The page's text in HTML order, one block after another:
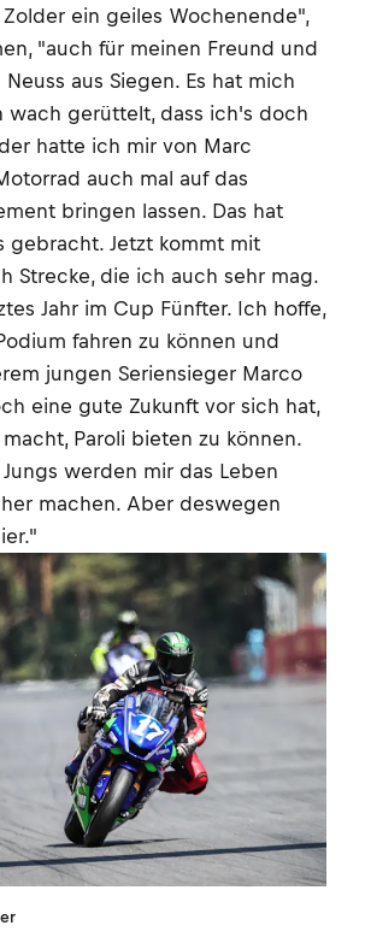
ein geiles Wochenende",
"auch für meinen Freund und
aus Siegen. Es hat mich
wach gerüttelt, dass ich's doch
hatte ich mir von Marc
auch mal auf das
bringen lassen. Das hat
gebracht. Jetzt kommt mit
Strecke, die ich auch sehr mag.
Jahr im Cup Fünfter. Ich hoffe,
fahren zu können und
jungen Seriensieger Marco
eine gute Zukunft vor sich hat,
Paroli bieten zu können.
werden mir das Leben
machen. Aber deswegen